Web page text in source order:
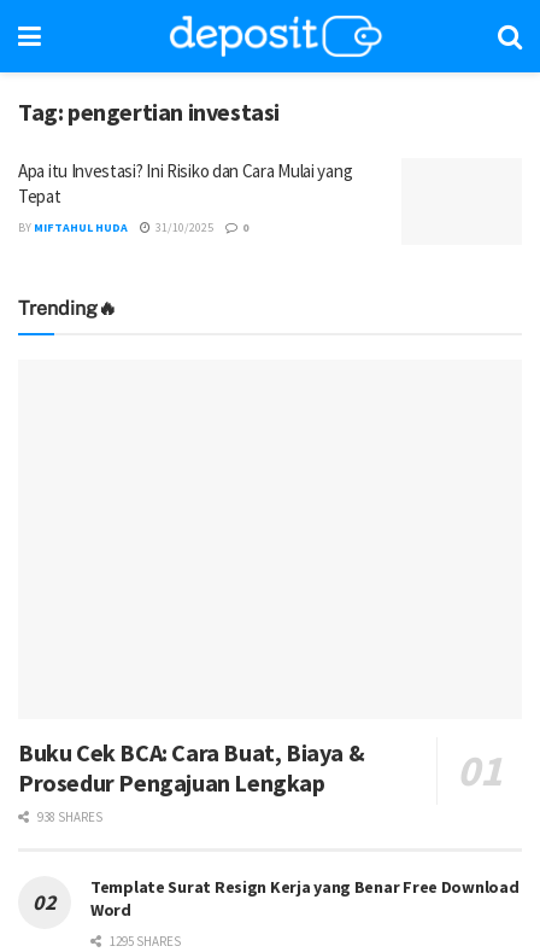
Tag: pengertian investasi
Apa itu Investasi? Ini Risiko dan Cara Mulai yang
Tepat
BY MIFTAHUL HUDA 31/10/2025 0
Trending🔥
Buku Cek BCA: Cara Buat, Biaya &
Prosedur Pengajuan Lengkap
938 SHARES
Template Surat Resign Kerja yang Benar Free Download
Word
1295 SHARES